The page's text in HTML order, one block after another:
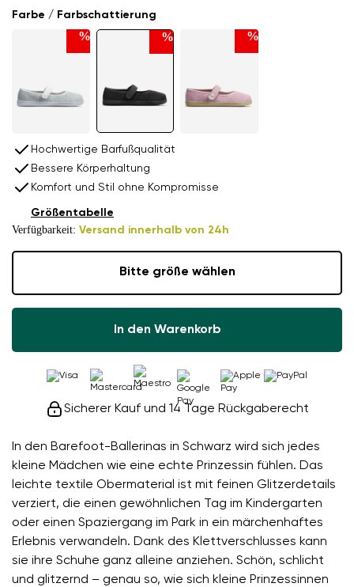
In den Barefoot-Ballerinas in Schwarz wird sich jedes
kleine Mädchen wie eine echte Prinzessin fühlen. Das
leichte textile Obermaterial ist mit feinen Glitzerdetails
verziert, die einen gewöhnlichen Tag im Kindergarten
oder einen Spaziergang im Park in ein märchenhaftes
Erlebnis verwandeln. Dank des Klettverschlusses kann
sie ihre Schuhe ganz alleine anziehen. Schön, schlicht
und glitzernd – genau so, wie sich kleine Prinzessinnen
Farbe / Farbschattierung
% % %
Hochwertige Barfußqualität
Bessere Körperhaltung
Komfort und Stil ohne Kompromisse
Verfügbarkeit: Versand innerhalb von 24h
Größentabelle
Bitte größe wählen
In den Warenkorb
Sicherer Kauf und 14 Tage Rückgaberecht